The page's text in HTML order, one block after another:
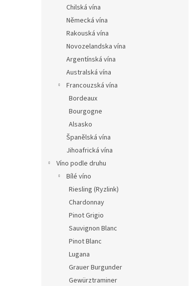
Chilská vína
Německá vína
Rakouská vína
Novozelandska vína
Argentínská vína
Australská vína
Francouzská vína
Bordeaux
Bourgogne
Alsasko
Španělská vína
Jihoafrická vína
Víno podle druhu
Bílé víno
Riesling (Ryzlink)
Chardonnay
Pinot Grigio
Sauvignon Blanc
Pinot Blanc
Lugana
Grauer Burgunder
Gewürztraminer